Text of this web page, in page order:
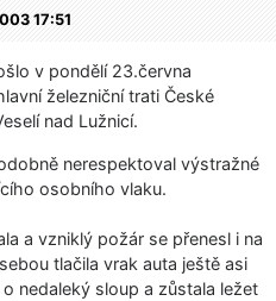
17:51
v pondělí 23.června
železniční trati České
nad Lužnicí.
nerespektoval výstražné
osobního vlaku.
a vzniklý požár se přenesl i na
tlačila vrak auta ještě asi
nedaleký sloup a zůstala ležet